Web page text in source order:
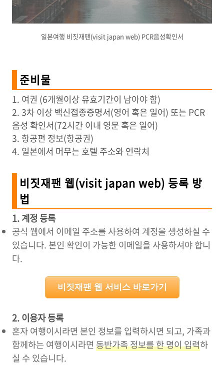
일본여행 비짓재팬(visit japan web) PCR음성확인서
준비물
1. 여권 (6개월이상 유효기간이 남아야 함)
2. 3차 이상 백신접종증명서(영어 혹은 일어) 또는 PCR
음성 확인서(72시간 이내 영문 혹은 일어)
3. 항공편 정보(항공권)
4. 일본에서 머무는 호텔 주소와 연락처
비짓재팬 웹(visit japan web) 등록 방
법
1. 계정 등록
공식 웹에서 이메일 주소를 사용하여 계정을 생성하실 수
있습니다. 본인 확인이 가능한 이메일을 사용하셔야 합니
다.
비짓재팬 웹 서비스 바로가기
2. 이용자 등록
혼자 여행이시라면 본인 정보를 입력하시면 되고, 가족과
함께하는 여행이시라면 동반가족 정보를 한 명이 입력하
실 수 있습니다.